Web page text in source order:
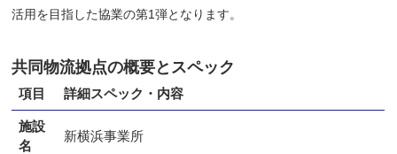
活用を目指した協業の第1弾となります。
共同物流拠点の概要とスペック
項目 詳細スペック・内容
施設
名
新横浜事業所